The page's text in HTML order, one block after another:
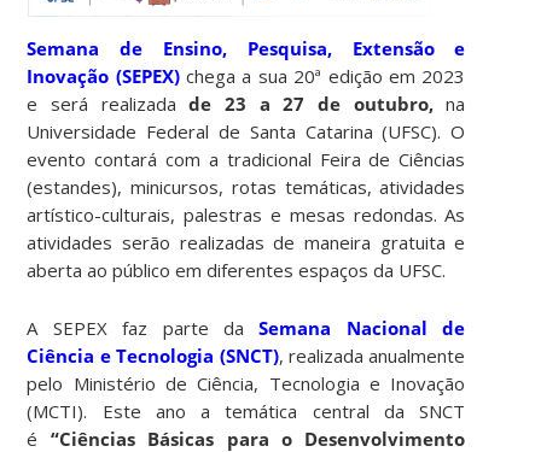
Semana de Ensino, Pesquisa, Extensão e
Inovação (SEPEX)chega a sua 20ª edição em 2023
e será realizadade 23 a 27 de outubro,na
Universidade Federal de Santa Catarina (UFSC). O
evento contará com a tradicional Feira de Ciências
(estandes), minicursos, rotas temáticas, atividades
artístico-culturais, palestras e mesas redondas. As
atividades serão realizadas de maneira gratuita e
aberta ao público em diferentes espaços da UFSC.
A SEPEX faz parte daSemana Nacional de
Ciência e Tecnologia (SNCT), realizada anualmente
pelo Ministério de Ciência, Tecnologia e Inovação
(MCTI). Este ano a temática central da SNCT
é “Ciências Básicas para o Desenvolvimento